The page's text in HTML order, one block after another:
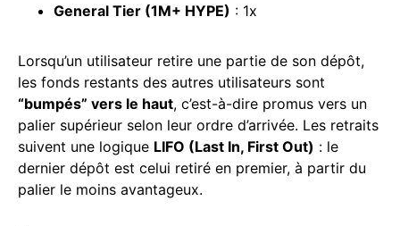
General Tier (1M+ HYPE) : 1x
Lorsqu’un utilisateur retire une partie de son dépôt,
les fonds restants des autres utilisateurs sont
“bumpés” vers le haut, c’est-à-dire promus vers un
palier supérieur selon leur ordre d’arrivée. Les retraits
suivent une logique LIFO (Last In, First Out) : le
dernier dépôt est celui retiré en premier, à partir du
palier le moins avantageux.